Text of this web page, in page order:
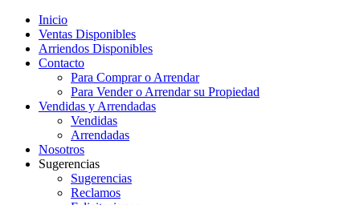
Inicio
Ventas Disponibles
Arriendos Disponibles
Contacto
Para Comprar o Arrendar
Para Vender o Arrendar su Propiedad
Vendidas y Arrendadas
Vendidas
Arrendadas
Nosotros
Sugerencias
Sugerencias
Reclamos